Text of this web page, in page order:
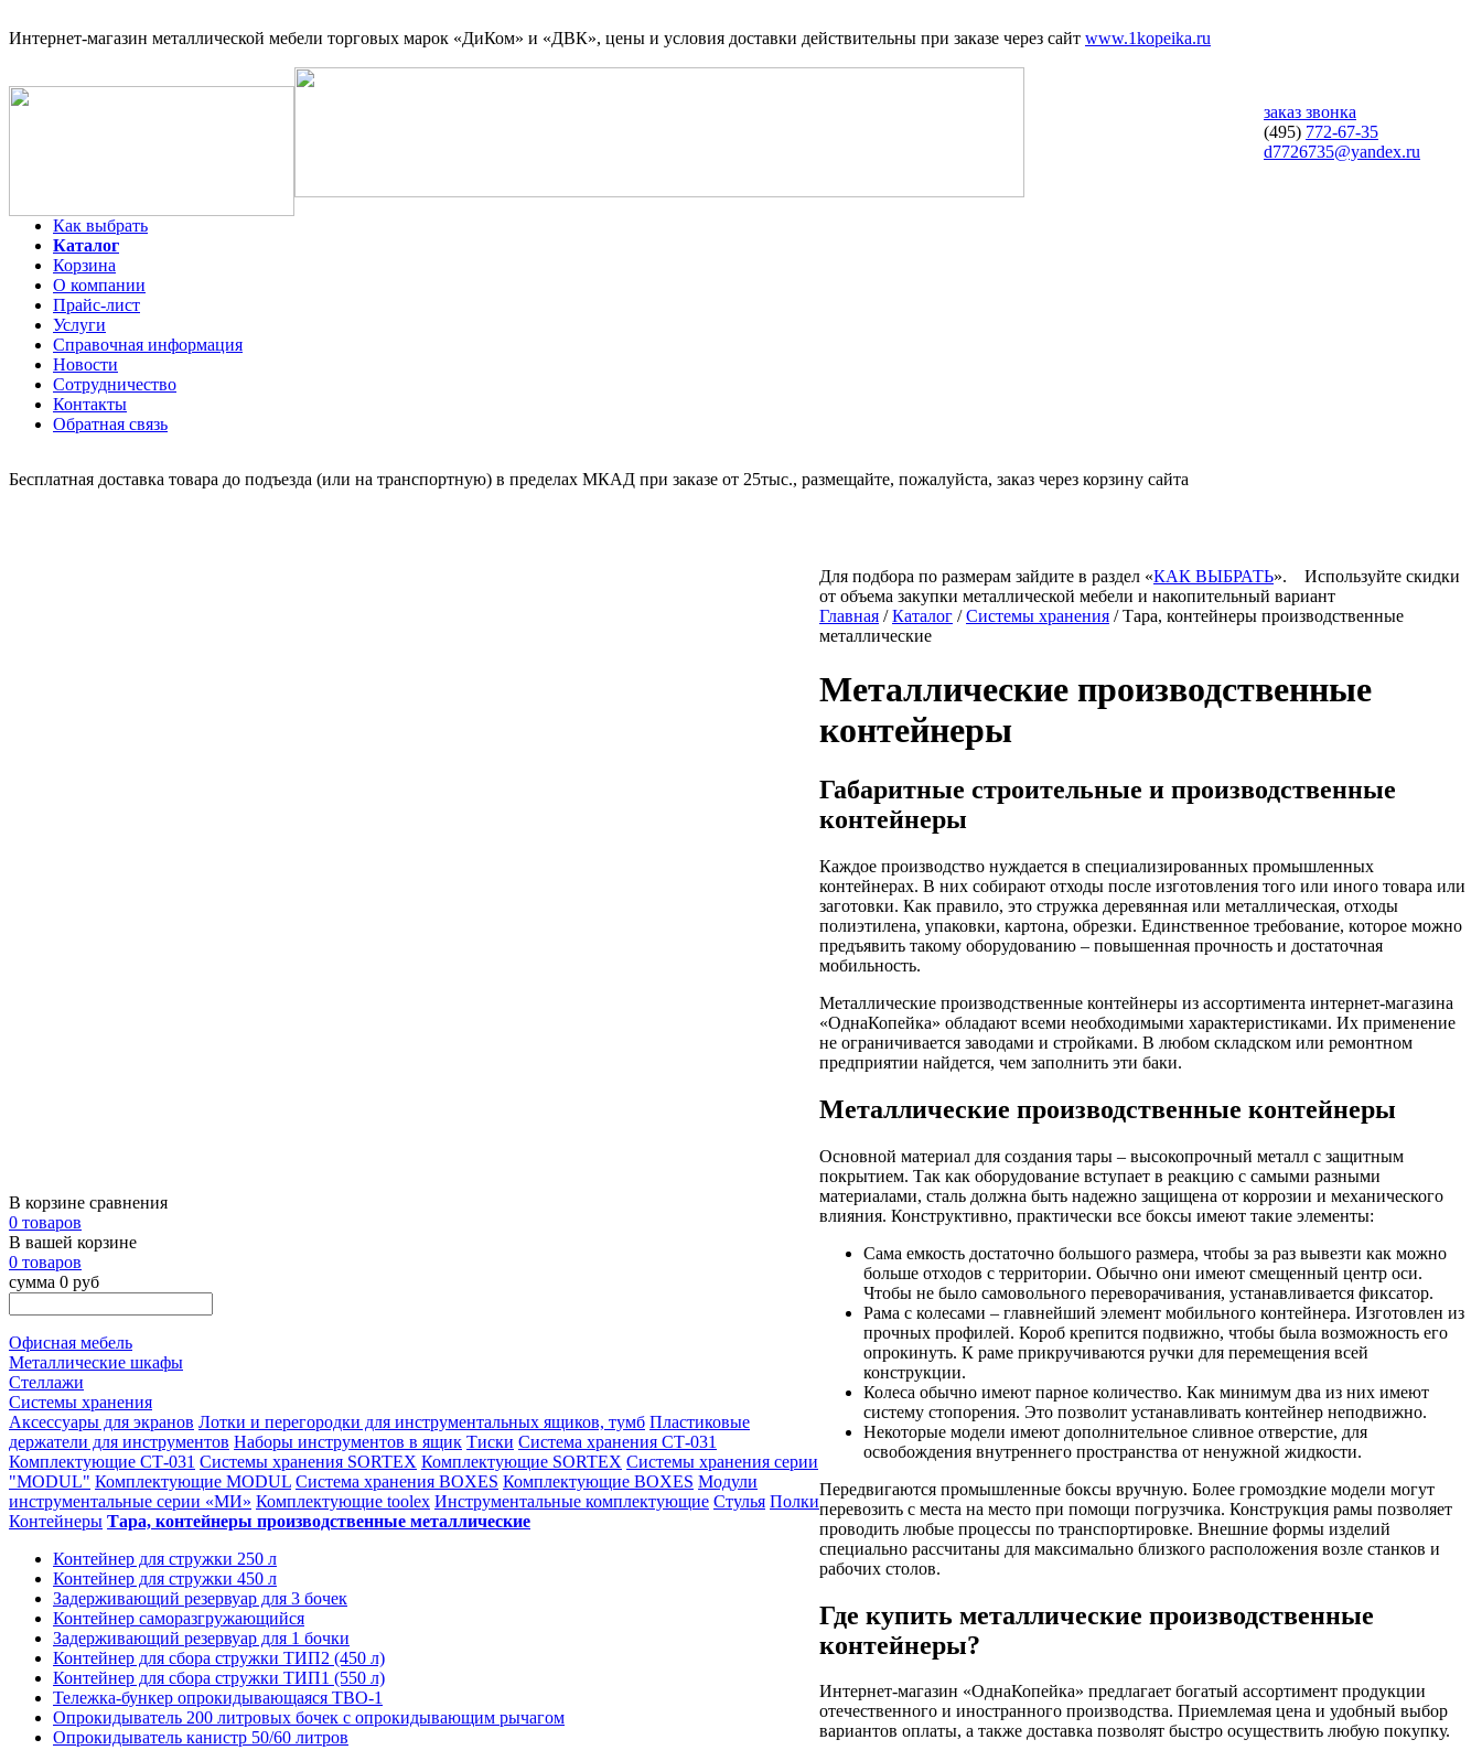
Интернет-магазин металлической мебели торговых марок «ДиКом» и «ДВК», цены и условия доставки действительны при заказе через сайт www.1kopeika.ru
заказ звонка
(495) 772-67-35
d7726735@yandex.ru
Как выбрать
Каталог
Корзина
О компании
Прайс-лист
Услуги
Справочная информация
Новости
Сотрудничество
Контакты
Обратная связь
Бесплатная доставка товара до подъезда (или на транспортную) в пределах МКАД при заказе от 25тыс., размещайте, пожалуйста, заказ через корзину сайта
В корзине сравнения
0 товаров
В вашей корзине
0 товаров
сумма 0 руб
Офисная мебель
Металлические шкафы
Стеллажи
Системы хранения
Аксессуары для экранов Лотки и перегородки для инструментальных ящиков, тумб Пластиковые
держатели для инструментов Наборы инструментов в ящик Тиски Система хранения СТ-031
Комплектующие СТ-031 Системы хранения SORTEX Комплектующие SORTEX Системы хранения серии
"MODUL" Комплектующие MODUL Система хранения BOXES Комплектующие BOXES Модули
инструментальные серии «МИ» Комплектующие toolex Инструментальные комплектующие Стулья Полки
Контейнеры Тара, контейнеры производственные металлические
Контейнер для стружки 250 л
Контейнер для стружки 450 л
Задерживающий резервуар для 3 бочек
Контейнер саморазгружающийся
Задерживающий резервуар для 1 бочки
Контейнер для сбора стружки ТИП2 (450 л)
Контейнер для сбора стружки ТИП1 (550 л)
Тележка-бункер опрокидывающаяся ТВО-1
Опрокидыватель 200 литровых бочек с опрокидывающим рычагом
Опрокидыватель канистр 50/60 литров
Для подбора по размерам зайдите в раздел «КАК ВЫБРАТЬ».
Используйте скидки
от объема закупки металлической мебели и накопительный вариант
Главная /Каталог /Системы хранения / Тара, контейнеры производственные
металлические
Металлические производственные
контейнеры
Габаритные строительные и производственные
контейнеры
Каждое производство нуждается в специализированных промышленных
контейнерах. В них собирают отходы после изготовления того или иного товара или
заготовки. Как правило, это стружка деревянная или металлическая, отходы
полиэтилена, упаковки, картона, обрезки. Единственное требование, которое можно
предъявить такому оборудованию – повышенная прочность и достаточная
мобильность.
Металлические производственные контейнеры из ассортимента интернет-магазина
«ОднаКопейка» обладают всеми необходимыми характеристиками. Их применение
не ограничивается заводами и стройками. В любом складском или ремонтном
предприятии найдется, чем заполнить эти баки.
Металлические производственные контейнеры
Основной материал для создания тары – высокопрочный металл с защитным
покрытием. Так как оборудование вступает в реакцию с самыми разными
материалами, сталь должна быть надежно защищена от коррозии и механического
влияния. Конструктивно, практически все боксы имеют такие элементы:
Сама емкость достаточно большого размера, чтобы за раз вывезти как можно
больше отходов с территории. Обычно они имеют смещенный центр оси.
Чтобы не было самовольного переворачивания, устанавливается фиксатор.
Рама с колесами – главнейший элемент мобильного контейнера. Изготовлен из
прочных профилей. Короб крепится подвижно, чтобы была возможность его
опрокинуть. К раме прикручиваются ручки для перемещения всей
конструкции.
Колеса обычно имеют парное количество. Как минимум два из них имеют
систему стопорения. Это позволит устанавливать контейнер неподвижно.
Некоторые модели имеют дополнительное сливное отверстие, для
освобождения внутреннего пространства от ненужной жидкости.
Передвигаются промышленные боксы вручную. Более громоздкие модели могут
перевозить с места на место при помощи погрузчика. Конструкция рамы позволяет
проводить любые процессы по транспортировке. Внешние формы изделий
специально рассчитаны для максимально близкого расположения возле станков и
рабочих столов.
Где купить металлические производственные
контейнеры?
Интернет-магазин «ОднаКопейка» предлагает богатый ассортимент продукции
отечественного и иностранного производства. Приемлемая цена и удобный выбор
вариантов оплаты, а также доставка позволят быстро осуществить любую покупку.